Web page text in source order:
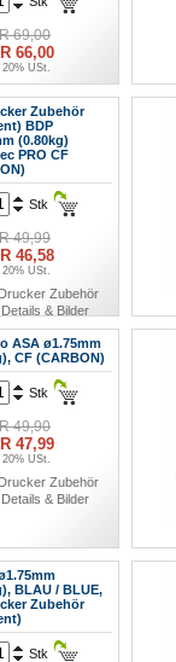
69,00
66,00
USt.
& Bilder
Zubehör
BDP
(0.80kg)
PRO CF
Stk
49,99
46,58
USt.
Zubehör
& Bilder
ASA ø1.75mm
CF (CARBON)
Stk
49,90
47,99
USt.
Zubehör
& Bilder
BLAU / BLUE,
Zubehör
Stk